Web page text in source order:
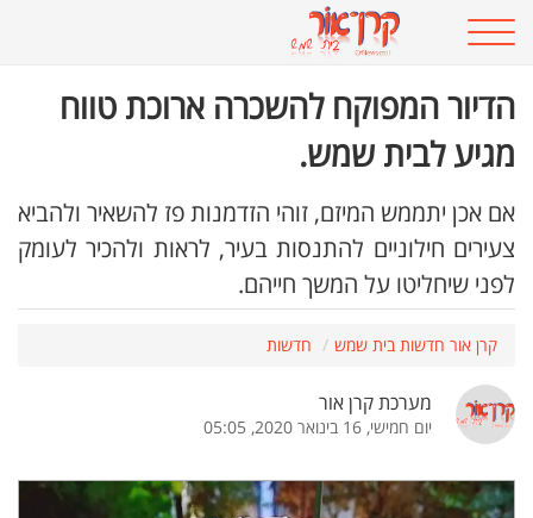
הדיור המפוקח להשכרה ארוכת טווח
מגיע לבית שמש.
אם אכן יתממש המיזם, זוהי הזדמנות פז להשאיר ולהביא
צעירים חילוניים להתנסות בעיר, לראות ולהכיר לעומק
לפני שיחליטו על המשך חייהם.
קרן אור חדשות בית שמש חדשות
מערכת קרן אור
יום חמישי, 16 בינואר 2020, 05:05